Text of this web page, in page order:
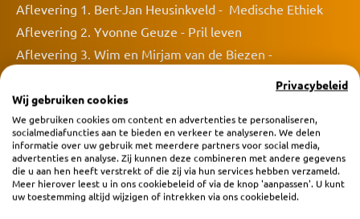
Aflevering 1. Bert-Jan Heusinkveld - Medische Ethiek
Aflevering 2. Yvonne Geuze - Pril leven
Aflevering 3. Wim en Mirjam van de Biezen -
kinderloosheid’
Aflevering 4. Rineke Heij - Orgaandonatie
Aflevering 5. Heleen Polinder - Eenzaamheid
Aflevering 6. Lianne - Ervaringsverhaal: ‘leven met
genderdysforie’ (bewust alleen voornaam)
Privacybeleid
Wij gebruiken cookies
We gebruiken cookies om content en advertenties te personaliseren,
socialmediafuncties aan te bieden en verkeer te analyseren. We delen
informatie over uw gebruik met meerdere partners voor social media,
advertenties en analyse. Zij kunnen deze combineren met andere gegevens
die u aan hen heeft verstrekt of die zij via hun services hebben verzameld.
Meer hierover leest u in ons cookiebeleid of via de knop 'aanpassen'. U kunt
uw toestemming altijd wijzigen of intrekken via ons cookiebeleid.